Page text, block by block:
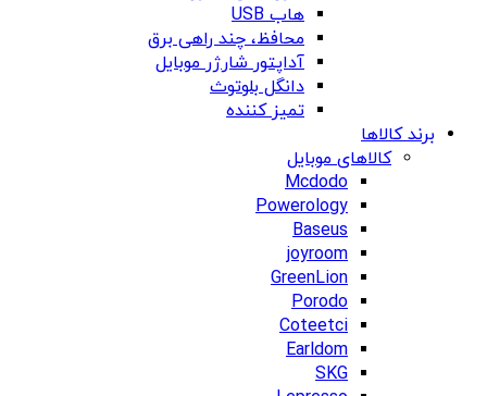
هاب USB
محافظ، چند راهی برق
آداپتور شارژر موبایل
دانگل بلوتوث
تمیز کننده
برند کالاها
کالاهای موبایل
Mcdodo
Powerology
Baseus
joyroom
GreenLion
Porodo
Coteetci
Earldom
SKG